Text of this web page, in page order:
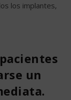
los implantes,
un